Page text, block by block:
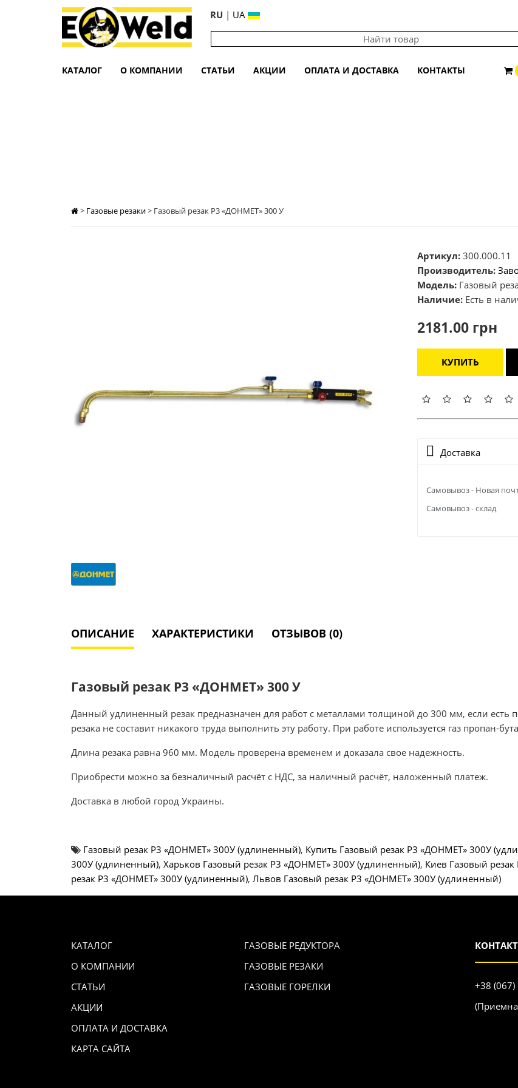
RU | UA
КАТАЛОГ О КОМПАНИИ СТАТЬИ АКЦИИ ОПЛАТА И ДОСТАВКА КОНТАКТЫ
> Газовые резаки> Газовый резак Р3 «ДОНМЕТ» 300 У
Артикул: 300.000.11
Производитель:
Модель: Газовый
Наличие: Есть в
2181.00 грн
КУПИТЬ
Доставка
Самовывоз - Новая
Самовывоз - склад
ОПИСАНИЕ ХАРАКТЕРИСТИКИ ОТЗЫВОВ (0)
Газовый резак Р3 «ДОНМЕТ» 300 У
Данный удлиненный резак предназначен для работ с металлами толщиной до 300 мм, если есть
резака не составит никакого труда выполнить эту работу. При работе используется газ пропан-
Длина резака равна 960 мм. Модель проверена временем и доказала свое надежность.
Приобрести можно за безналичный расчёт с НДС, за наличный расчёт, наложенный платеж.
Доставка в любой город Украины.
Газовый резак Р3 «ДОНМЕТ» 300У (удлиненный), Купить Газовый резак Р3 «ДОНМЕТ» 300У
300У (удлиненный), Харьков Газовый резак Р3 «ДОНМЕТ» 300У (удлиненный), Киев Газовый
резак Р3 «ДОНМЕТ» 300У (удлиненный), Львов Газовый резак Р3 «ДОНМЕТ» 300У (удлиненный)
КАТАЛОГ
О КОМПАНИИ
СТАТЬИ
АКЦИИ
ОПЛАТА И ДОСТАВКА
КАРТА САЙТА
ГАЗОВЫЕ РЕДУКТОРА
ГАЗОВЫЕ РЕЗАКИ
ГАЗОВЫЕ ГОРЕЛКИ
+38